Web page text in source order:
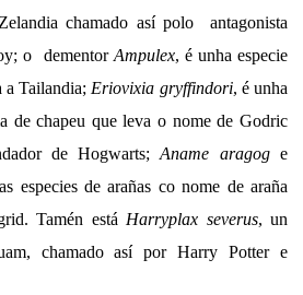
chamado así polo antagonista
o dementor Ampulex, é unha especie
a Tailandia; Eriovixia gryffindori, é unha
de chapeu que leva o nome de Godric
de Hogwarts;Aname aragoge
especies de arañas co nome de araña
Tamén está Harryplax severus, un
chamado así por Harry Potter e